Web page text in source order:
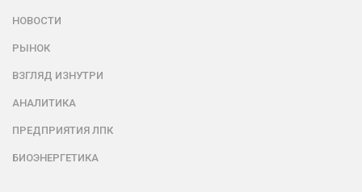
НОВОСТИ
РЫНОК
ВЗГЛЯД ИЗНУТРИ
АНАЛИТИКА
ПРЕДПРИЯТИЯ ЛПК
БИОЭНЕРГЕТИКА